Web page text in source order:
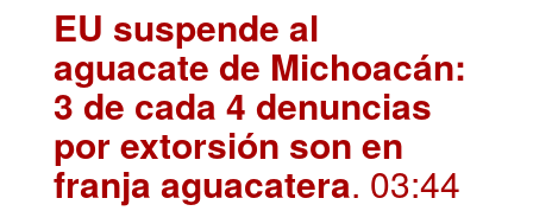
EU suspende al
aguacate de Michoacán:
3 de cada 4 denuncias
por extorsión son en
franja aguacatera. 03:44